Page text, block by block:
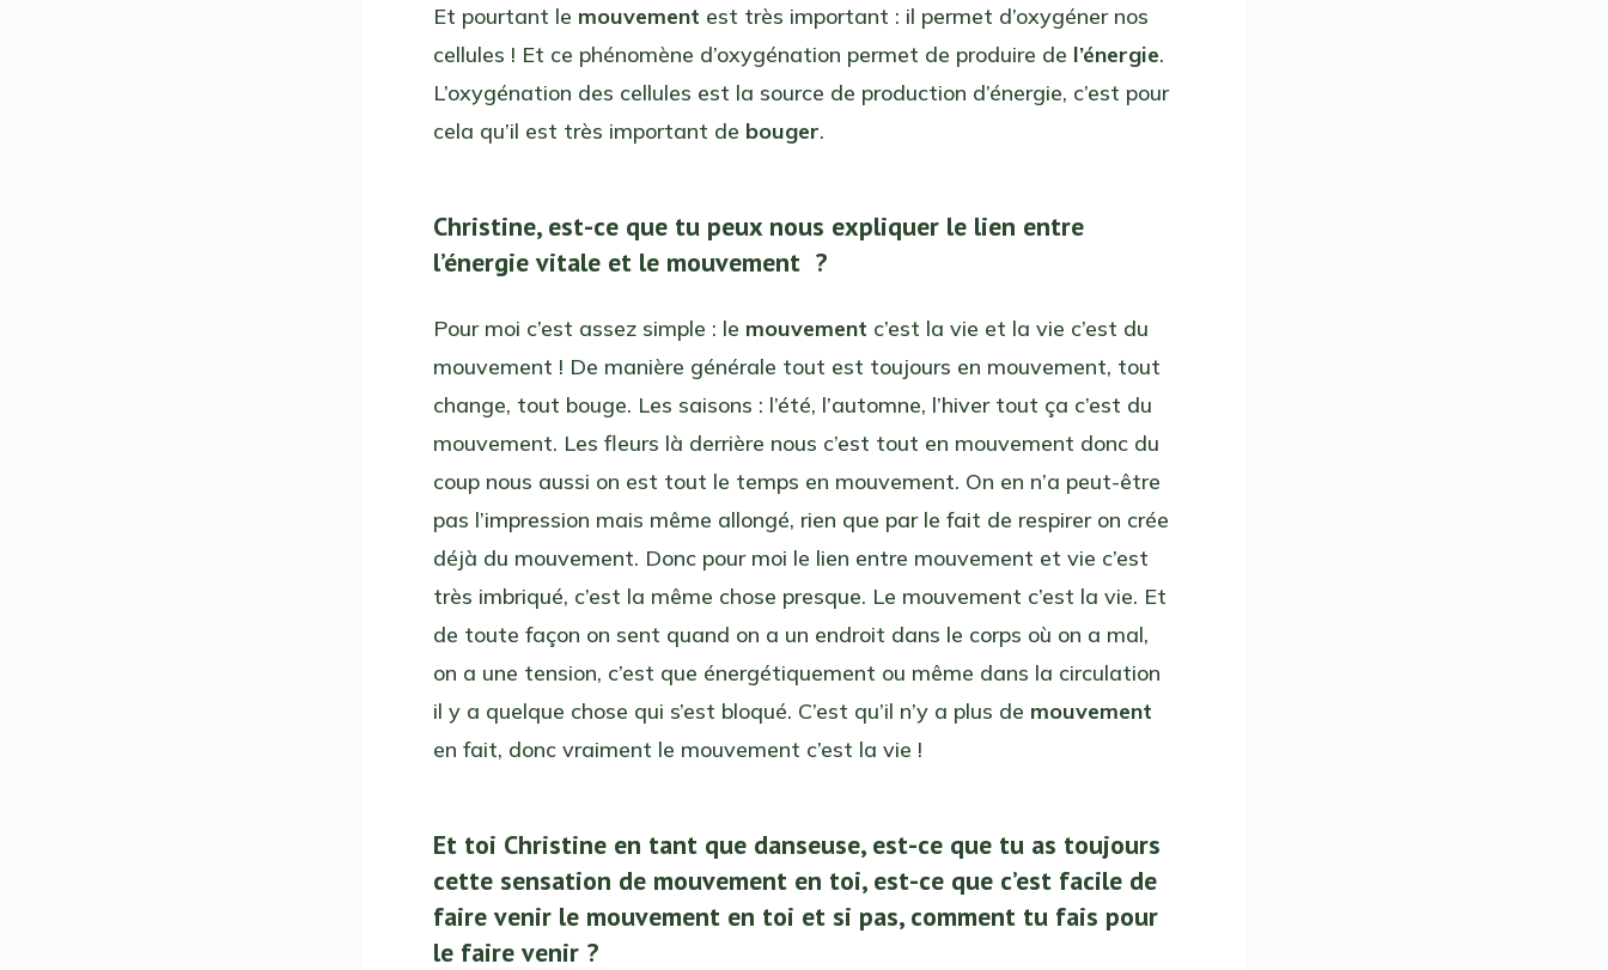
Et pourtant le mouvement est très important : il permet d’oxygéner nos
cellules ! Et ce phénomène d’oxygénation permet de produire de l’énergie.
L’oxygénation des cellules est la source de production d’énergie, c’est pour
cela qu’il est très important de bouger.
Christine, est-ce que tu peux nous expliquer le lien entre
l’énergie vitale et le mouvement ?
Pour moi c’est assez simple : le mouvement c’est la vie et la vie c’est du
mouvement ! De manière générale tout est toujours en mouvement, tout
change, tout bouge. Les saisons : l’été, l’automne, l’hiver tout ça c’est du
mouvement. Les fleurs là derrière nous c’est tout en mouvement donc du
coup nous aussi on est tout le temps en mouvement. On en n’a peut-être
pas l’impression mais même allongé, rien que par le fait de respirer on crée
déjà du mouvement. Donc pour moi le lien entre mouvement et vie c’est
très imbriqué, c’est la même chose presque. Le mouvement c’est la vie. Et
de toute façon on sent quand on a un endroit dans le corps où on a mal,
on a une tension, c’est que énergétiquement ou même dans la circulation
il y a quelque chose qui s’est bloqué. C’est qu’il n’y a plus de mouvement
en fait, donc vraiment le mouvement c’est la vie !
Et toi Christine en tant que danseuse, est-ce que tu as toujours
cette sensation de mouvement en toi, est-ce que c’est facile de
faire venir le mouvement en toi et si pas, comment tu fais pour
le faire venir ?